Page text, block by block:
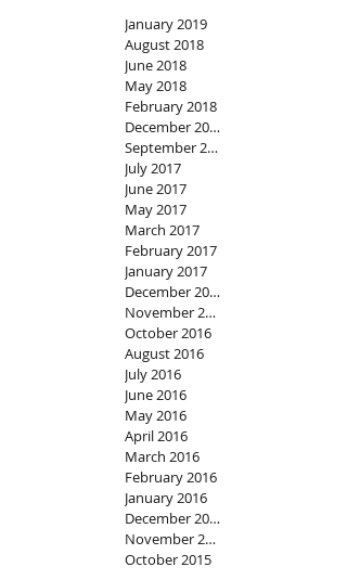
January 2019
August 2018
June 2018
May 2018
February 2018
December 2017
September 2017
July 2017
June 2017
May 2017
March 2017
February 2017
January 2017
December 2016
November 2016
October 2016
August 2016
July 2016
June 2016
May 2016
April 2016
March 2016
February 2016
January 2016
December 2015
November 2015
October 2015